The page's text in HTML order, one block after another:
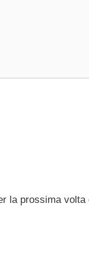
la prossima volta